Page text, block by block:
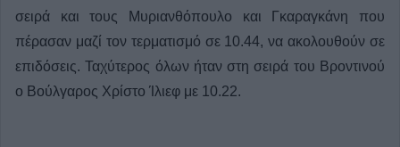
σειρά και τους Μυριανθόπουλο και Γκαραγκάνη που
πέρασαν μαζί τον τερματισμό σε 10.44, να ακολουθούν σε
επιδόσεις. Ταχύτερος όλων ήταν στη σειρά του Βροντινού
ο Βούλγαρος Χρίστο Ίλιεφ με 10.22.